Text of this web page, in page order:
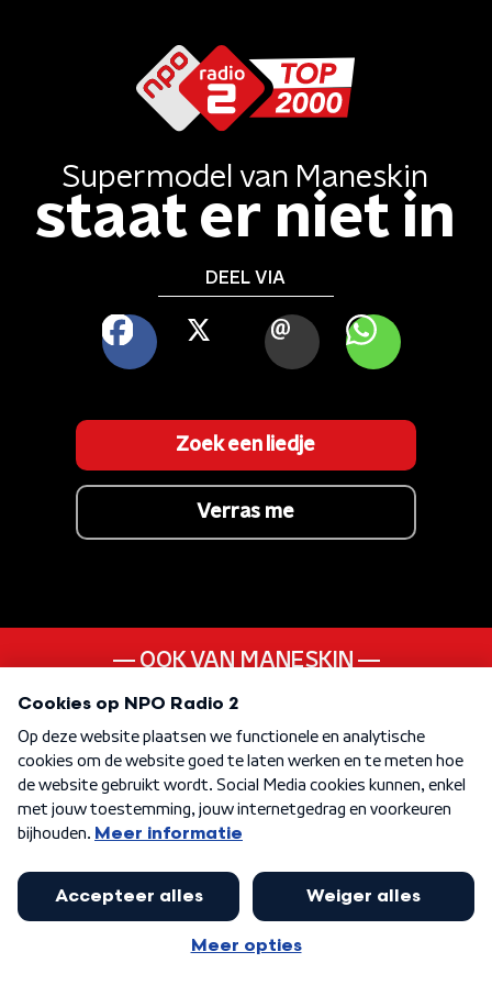
Supermodel van Maneskin
staat er niet in
DEEL VIA
FACEBOOK
X MAIL WHATSAPP
Zoek een liedje
Verras me
OOK VAN MANESKIN
Zitti E Buoni
ANDER LIEDJE UIT DE
20s
KEN JE DEZE NOG
In Your Arms